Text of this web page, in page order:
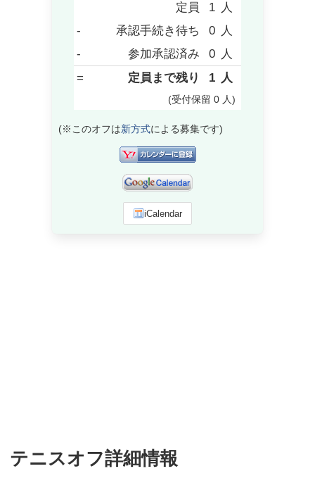
定員 1 人
-
承認手続き待ち 0 人
-
参加承認済み 0 人
=
定員まで残り 1 人
(受付保留 0 人)
(※このオフは新方式による募集です)
iCalendar
テニスオフ詳細情報